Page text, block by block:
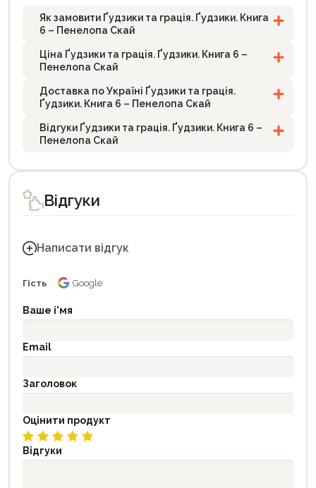
Як замовити Ґудзики та грація. Ґудзики. Книга
6 – Пенелопа Скай
Ціна Ґудзики та грація. Ґудзики. Книга 6 –
Пенелопа Скай
Доставка по Україні Ґудзики та грація.
Ґудзики. Книга 6 – Пенелопа Скай
Відгуки Ґудзики та грація. Ґудзики. Книга 6 –
Пенелопа Скай
Відгуки
Написати відгук
Гість Google
Ваше і'мя
Email
Заголовок
Оцінити продукт
Відгуки